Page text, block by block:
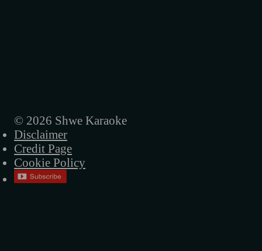
© 2026 Shwe Karaoke
Disclaimer
Credit Page
Cookie Policy